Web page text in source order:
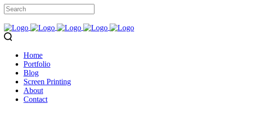
Home
Portfolio
Blog
Screen Printing
About
Contact